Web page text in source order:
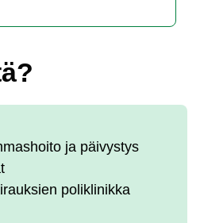
ja päi­vys­tys
po­lik­li­nik­ka